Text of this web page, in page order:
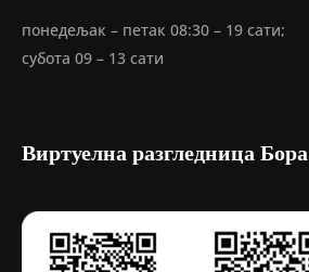
понедељак – петак 08:30 – 19 сати;
субота 09 – 13 сати
Виртуелна разгледница Бора